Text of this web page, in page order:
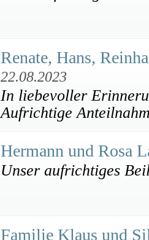
Renate, Hans,
22.08.2023
In liebevoller
Aufrichtige
Hermann und Rosa
Unser aufrichtiges
Familie Klaus und